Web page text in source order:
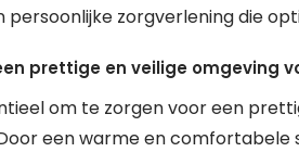
persoonlijke zorgverlening die
prettige en veilige omgeving
om te zorgen voor een
een warme en